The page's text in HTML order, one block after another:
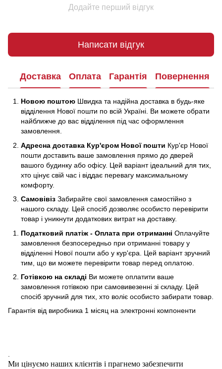
Додайте перший відгук
Написати відгук
Доставка Оплата Гарантія Повернення
Новою поштою Швидка та надійна доставка в будь-яке
відділення Нової пошти по всій Україні. Ви можете обрати
найближче до вас відділення під час оформлення
замовлення.
Адресна доставка Кур'єром Нової пошти Кур'єр Нової
пошти доставить ваше замовлення прямо до дверей
вашого будинку або офісу. Цей варіант ідеальний для тих,
хто цінує свій час і віддає перевагу максимальному
комфорту.
Самовівіз Забирайте свої замовлення самостійно з
нашого складу. Цей спосіб дозволяє особисто перевірити
товар і уникнути додаткових витрат на доставку.
Податковий платіж - Оплата при отриманні Оплачуйте
замовлення безпосередньо при отриманні товару у
відділенні Нової пошти або у кур'єра. Цей варіант зручний
тим, що ви можете перевірити товар перед оплатою.
Готівкою на складі Ви можете оплатити ваше
замовлення готівкою при самовивезенні зі складу. Цей
спосіб зручний для тих, хто воліє особисто забирати товар.
Гарантія від виробника 1 місяц на электроннi компоненти
.
Ми цінуємо наших клієнтів і прагнемо забезпечити